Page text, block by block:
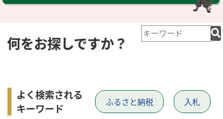
何をお探しですか？
検
索
ー
ド
よく検索される
キーワード
ふるさと納税 入札